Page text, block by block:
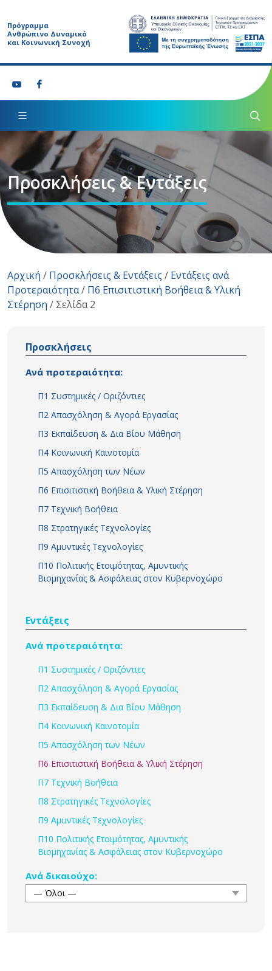
Πρόγραμμα
Ανθρώπινο Δυναμικό
και Κοινωνική Συνοχή
Προσκλήσεις & Εντάξεις
Αρχική / Προσκλήσεις & Εντάξεις / Εντάξεις ανά
Προτεραιότητα/ Π6 Επισιτιστική Βοήθεια & Υλική
Στέρηση / Σελίδα 2
Προσκλήσεις
Ανά προτεραιότητα:
Π1 Συστημικές / Οριζόντιες
Π2 Απασχόληση & Αγορά Εργασίας
Π3 Εκπαίδευση & Δια Βίου Μάθηση
Π4 Κοινωνική Καινοτομία
Π5 Απασχόληση των Νέων
Π6 Επισιτιστική Βοήθεια & Υλική Στέρηση
Π7 Τεχνική Βοήθεια
Π8 Στρατηγικές Τεχνολογίες
Π9 Αμυντικές Τεχνολογίες
Π10 Πολιτικής Ετοιμότητας, Αμυντικής
Βιομηχανίας & Ασφάλειας στον Κυβερνοχώρο
Εντάξεις
Ανά προτεραιότητα:
Π1 Συστημικές / Οριζόντιες
Π2 Απασχόληση & Αγορά Εργασίας
Π3 Εκπαίδευση & Δια Βίου Μάθηση
Π4 Κοινωνική Καινοτομία
Π5 Απασχόληση των Νέων
Π6 Επισιτιστική Βοήθεια & Υλική Στέρηση
Π7 Τεχνική Βοήθεια
Π8 Στρατηγικές Τεχνολογίες
Π9 Αμυντικές Τεχνολογίες
Π10 Πολιτικής Ετοιμότητας, Αμυντικής
Βιομηχανίας & Ασφάλειας στον Κυβερνοχώρο
Ανά δικαιούχο: